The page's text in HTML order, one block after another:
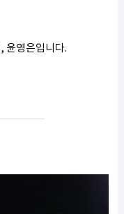
윤영은입니다.